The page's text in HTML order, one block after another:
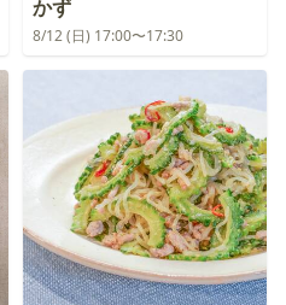
かず
8/12 (日) 17:00〜17:30